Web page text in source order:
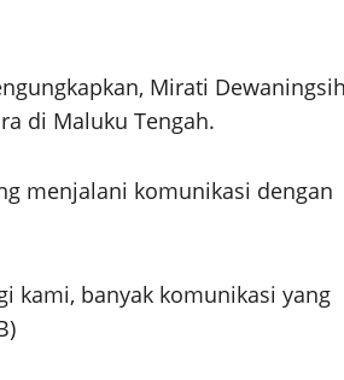
Mirati
di Maluku Tengah.
menjalani komunikasi dengan
kami, banyak komunikasi yang